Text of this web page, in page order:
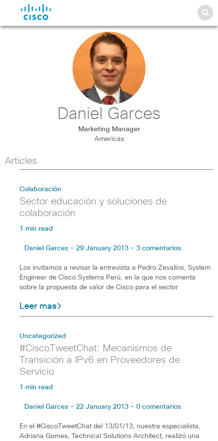
Daniel Garces
Marketing Manager
Americas
Articles
Colaboración
Sector educación y soluciones de
colaboración
1 min read
Daniel Garces - 29 January 2013 - 3 comentarios
Los invitamos a revisar la entrevista a Pedro Zevallos, System
Engineer de Cisco Systems Perú, en la que nos comenta
sobre la propuesta de valor de Cisco para el sector
Leer mas
Uncategorized
#CiscoTweetChat: Mecanismos de
Transición a IPv6 en Proveedores de
Servicio
1 min read
Daniel Garces - 22 January 2013 - 0 comentarios
En el #CiscoTweetChat del 13/01/13, nuestra especialista,
Adriana Gomes, Technical Solutions Architect, realizó una